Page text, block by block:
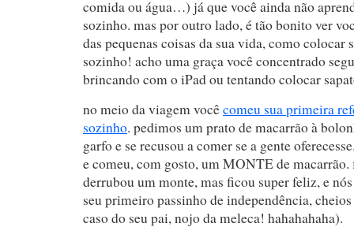
comida ou água…) já que você ainda não
sozinho. mas por outro lado, é tão bonito ver
das pequenas coisas da sua vida, como colocar
sozinho! acho uma graça você concentrado
brincando com o iPad ou tentando colocar
no meio da viagem vocêcomeu sua primeira
sozinho. pedimos um prato de macarrão à
garfo e se recusou a comer se a gente
e comeu, com gosto, um MONTE de
derrubou um monte, mas ficou super feliz, e
seu primeiro passinho de independência,
caso do seu pai, nojo da meleca! hahahahaha).